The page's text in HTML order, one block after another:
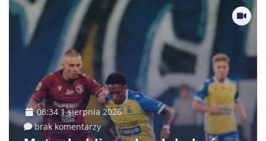
08:34 1 sierpnia 2026
brak komentarzy